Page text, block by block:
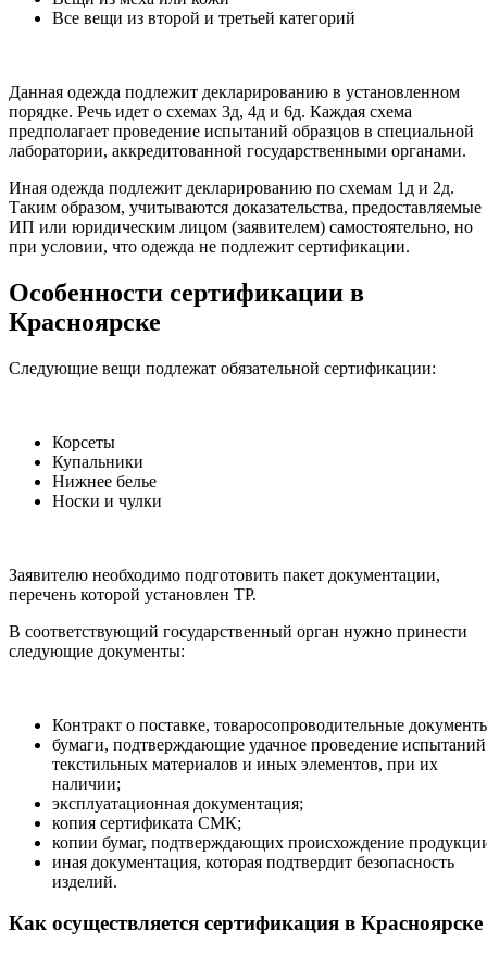
Все вещи из второй и третьей категорий
Данная одежда подлежит декларированию в установленном
порядке. Речь идет о схемах 3д, 4д и 6д. Каждая схема
предполагает проведение испытаний образцов в специальной
лаборатории, аккредитованной государственными органами.
Иная одежда подлежит декларированию по схемам 1д и 2д.
Таким образом, учитываются доказательства, предоставляемые
ИП или юридическим лицом (заявителем) самостоятельно, но
при условии, что одежда не подлежит сертификации.
Особенности сертификации в
Красноярске
Следующие вещи подлежат обязательной сертификации:
Корсеты
Купальники
Нижнее белье
Носки и чулки
Заявителю необходимо подготовить пакет документации,
перечень которой установлен ТР.
В соответствующий государственный орган нужно принести
следующие документы:
Контракт о поставке, товаросопроводительные
бумаги, подтверждающие удачное проведение испытаний
текстильных материалов и иных элементов, при их
наличии;
эксплуатационная документация;
копия сертификата СМК;
копии бумаг, подтверждающих происхождение
иная документация, которая подтвердит безопасность
изделий.
Как осуществляется сертификация в Красноярске